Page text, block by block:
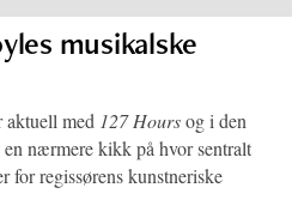
musikalske
med 127 Hoursog i den
nærmere kikk på hvor sentralt
for regissørens kunstneriske